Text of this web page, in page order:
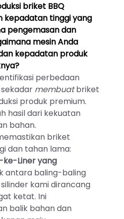
briket BBQ
kepadatan tinggi yang
pengemasan dan
mesin Anda
kepadatan produk
perbedaan
membuatbriket
produk premium.
hasil dari kekuatan
bahan.
briket
dan tahan lama:
ke-Liner yang
antara baling-baling
kami dirancang
ketat. Ini
balik bahan dan